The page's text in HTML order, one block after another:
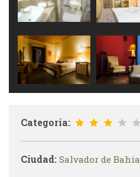
Categoría:
Ciudad: Salvador de Bahia